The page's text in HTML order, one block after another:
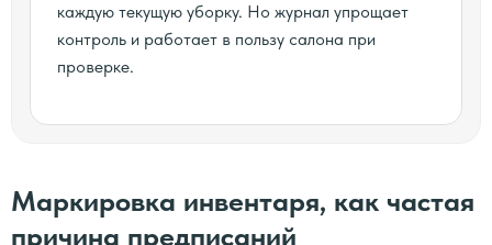
каждую текущую уборку. Но журнал упрощает
контроль и работает в пользу салона при
проверке.
Маркировка инвентаря, как частая
причина предписаний